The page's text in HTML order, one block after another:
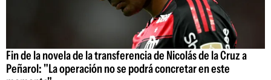
Fin de la novela de la transferencia de Nicolás de la Cruz a
Peñarol: "La operación no se podrá concretar en este